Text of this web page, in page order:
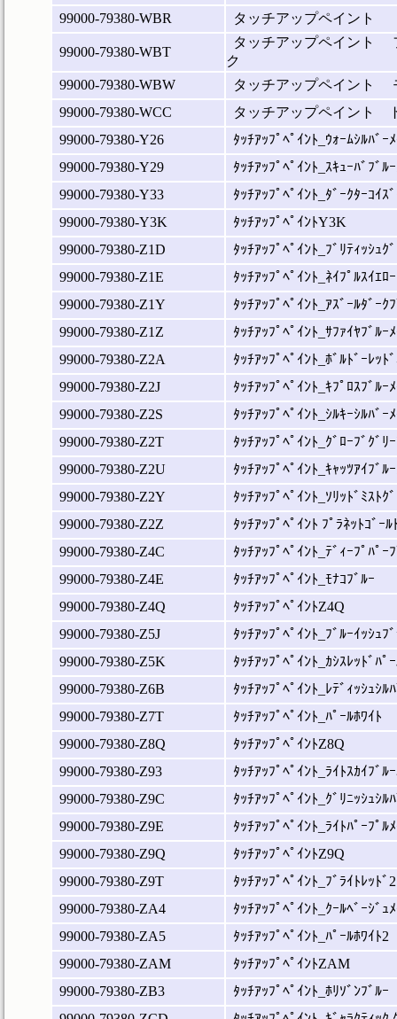
99000-79380-WBR
タッチアップペイント
99000-79380-WBT
タッチアップペイント
ク
99000-79380-WBW
タッチアップペイント
99000-79380-WCC
タッチアップペイント
99000-79380-Y26
ﾀｯﾁｱｯﾌﾟﾍﾟｲﾝﾄ_ｳｫｰﾑｼﾙﾊﾞｰ
99000-79380-Y29
ﾀｯﾁｱｯﾌﾟﾍﾟｲﾝﾄ_ｽｷｭｰﾊﾞﾌﾞﾙ
99000-79380-Y33
ﾀｯﾁｱｯﾌﾟﾍﾟｲﾝﾄ_ﾀﾞｰｸﾀｰｺｲｽ
99000-79380-Y3K
ﾀｯﾁｱｯﾌﾟﾍﾟｲﾝﾄY3K
99000-79380-Z1D
ﾀｯﾁｱｯﾌﾟﾍﾟｲﾝﾄ_ﾌﾞﾘﾃｨｯｼｭｸ
99000-79380-Z1E
ﾀｯﾁｱｯﾌﾟﾍﾟｲﾝﾄ_ﾈｲﾌﾟﾙｽｲｴﾛｰ
99000-79380-Z1Y
ﾀｯﾁｱｯﾌﾟﾍﾟｲﾝﾄ_ｱｽﾞｰﾙﾀﾞｰｸ
99000-79380-Z1Z
ﾀｯﾁｱｯﾌﾟﾍﾟｲﾝﾄ_ｻﾌｧｲﾔﾌﾞﾙｰ
99000-79380-Z2A
ﾀｯﾁｱｯﾌﾟﾍﾟｲﾝﾄ_ﾎﾞﾙﾄﾞｰﾚｯﾄ
99000-79380-Z2J
ﾀｯﾁｱｯﾌﾟﾍﾟｲﾝﾄ_ｷﾌﾟﾛｽﾌﾞﾙｰ
99000-79380-Z2S
ﾀｯﾁｱｯﾌﾟﾍﾟｲﾝﾄ_ｼﾙｷｰｼﾙﾊﾞｰ
99000-79380-Z2T
ﾀｯﾁｱｯﾌﾟﾍﾟｲﾝﾄ_ｸﾞﾛｰﾌﾞｸﾞﾘ
99000-79380-Z2U
ﾀｯﾁｱｯﾌﾟﾍﾟｲﾝﾄ_ｷｬｯﾂｱｲﾌﾞﾙ
99000-79380-Z2Y
ﾀｯﾁｱｯﾌﾟﾍﾟｲﾝﾄ_ｿﾘｯﾄﾞﾐｽﾄｸ
99000-79380-Z2Z
ﾀｯﾁｱｯﾌﾟﾍﾟｲﾝﾄ ﾌﾟﾗﾈｯﾄｺﾞｰﾙ
99000-79380-Z4C
ﾀｯﾁｱｯﾌﾟﾍﾟｲﾝﾄ_ﾃﾞｨｰﾌﾟﾊﾟｰ
99000-79380-Z4E
ﾀｯﾁｱｯﾌﾟﾍﾟｲﾝﾄ_ﾓﾅｺﾌﾞﾙｰ
99000-79380-Z4Q
ﾀｯﾁｱｯﾌﾟﾍﾟｲﾝﾄZ4Q
99000-79380-Z5J
ﾀｯﾁｱｯﾌﾟﾍﾟｲﾝﾄ_ﾌﾞﾙｰｲｯｼｭﾌ
99000-79380-Z5K
ﾀｯﾁｱｯﾌﾟﾍﾟｲﾝﾄ_ｶｼｽﾚｯﾄﾞﾊﾟ
99000-79380-Z6B
ﾀｯﾁｱｯﾌﾟﾍﾟｲﾝﾄ_ﾚﾃﾞｨｯｼｭｼﾙ
99000-79380-Z7T
ﾀｯﾁｱｯﾌﾟﾍﾟｲﾝﾄ_ﾊﾟｰﾙﾎﾜｲﾄ
99000-79380-Z8Q
ﾀｯﾁｱｯﾌﾟﾍﾟｲﾝﾄZ8Q
99000-79380-Z93
ﾀｯﾁｱｯﾌﾟﾍﾟｲﾝﾄ_ﾗｲﾄｽｶｲﾌﾞﾙ
99000-79380-Z9C
ﾀｯﾁｱｯﾌﾟﾍﾟｲﾝﾄ_ｸﾞﾘﾆｯｼｭｼﾙ
99000-79380-Z9E
ﾀｯﾁｱｯﾌﾟﾍﾟｲﾝﾄ_ﾗｲﾄﾊﾟｰﾌﾟﾙ
99000-79380-Z9Q
ﾀｯﾁｱｯﾌﾟﾍﾟｲﾝﾄZ9Q
99000-79380-Z9T
ﾀｯﾁｱｯﾌﾟﾍﾟｲﾝﾄ_ﾌﾞﾗｲﾄﾚｯﾄﾞ2
99000-79380-ZA4
ﾀｯﾁｱｯﾌﾟﾍﾟｲﾝﾄ_ｸｰﾙﾍﾞｰｼﾞｭ
99000-79380-ZA5
ﾀｯﾁｱｯﾌﾟﾍﾟｲﾝﾄ_ﾊﾟｰﾙﾎﾜｲﾄ2
99000-79380-ZAM
ﾀｯﾁｱｯﾌﾟﾍﾟｲﾝﾄZAM
99000-79380-ZB3
ﾀｯﾁｱｯﾌﾟﾍﾟｲﾝﾄ_ﾎﾘｿﾞﾝﾌﾞﾙｰ